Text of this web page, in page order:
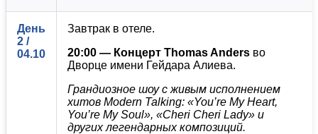
День
2 /
04.10
Завтрак в отеле.
20:00 — Концерт Thomas Anders во
Дворце имени Гейдара Алиева.
Грандиозное шоу с живым исполнением
хитов Modern Talking: «You’re My Heart,
You’re My Soul», «Cheri Cheri Lady» и
других легендарных композиций.